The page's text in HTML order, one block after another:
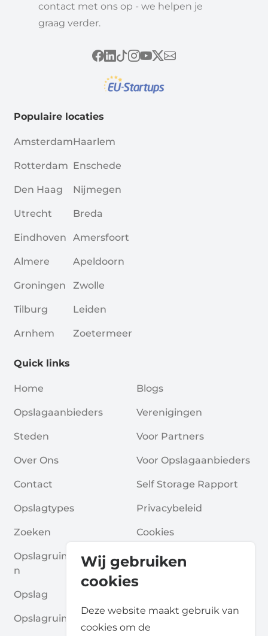
Wij gebruiken
cookies
Deze website maakt gebruik van
cookies om de
contact met ons op - we helpen je
graag verder.
Populaire locaties
Amsterdam
Rotterdam
Den Haag
Utrecht
Eindhoven
Almere
Groningen
Tilburg
Arnhem
Haarlem
Enschede
Nijmegen
Breda
Amersfoort
Apeldoorn
Zwolle
Leiden
Zoetermeer
Quick links
Home
Opslagaanbieders
Steden
Over Ons
Contact
Opslagtypes
Zoeken
Opslagruimte Aanvrage
N
Opslag
Opslagruimte Gidsen
Blogs
Verenigingen
Voor Partners
Voor Opslagaanbieders
Self Storage Rapport
Privacybeleid
Cookies
Algemene Voorwaarde